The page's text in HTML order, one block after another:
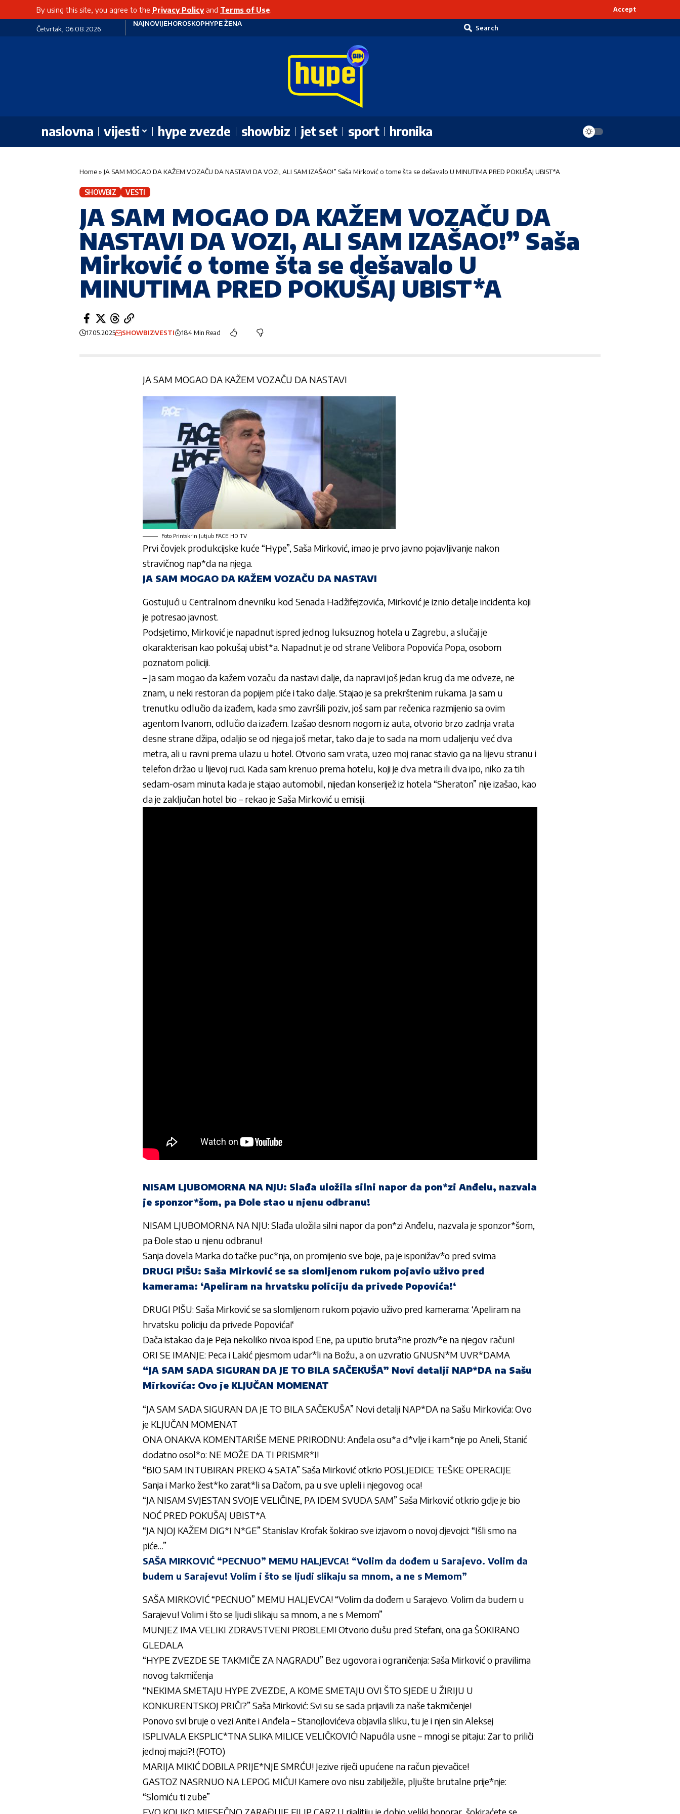
By using this site, you agree to the Privacy Policyand Terms of Use. Accept
Četvrtak, 06.08.2026
NAJNOVIJEHOROSKOPHYPE ŽENA
Search
naslovna vijesti hype zvezde showbiz jet set sport hronika
Home» JA SAM MOGAO DA KAŽEM VOZAČU DA NASTAVI DA VOZI, ALI SAM IZAŠAO!” Saša Mirković o tome šta se dešavalo U MINUTIMA PRED POKUŠAJ UBIST*A
SHOWBIZ VESTI
JA SAM MOGAO DA KAŽEM VOZAČU DA
NASTAVI DA VOZI, ALI SAM IZAŠAO!” Saša
Mirković o tome šta se dešavalo U
MINUTIMA PRED POKUŠAJ UBIST*A
17.05.2025 SHOWBIZVESTI 184 Min Read
JA SAM MOGAO DA KAŽEM VOZAČU DA NASTAVI
Foto Printskrin Jutjub FACE HD TV
Prvi čovjek produkcijske kuće “Hype”, Saša Mirković, imao je prvo javno pojavljivanje nakon
stravičnog nap*da na njega.
JA SAM MOGAO DA KAŽEM VOZAČU DA NASTAVI
Gostujući u Centralnom dnevniku kod Senada Hadžifejzovića, Mirković je iznio detalje incidenta koji
je potresao javnost.
Podsjetimo, Mirković je napadnut ispred jednog luksuznog hotela u Zagrebu, a slučaj je
okarakterisan kao pokušaj ubist*a. Napadnut je od strane Velibora Popovića Popa, osobom
poznatom policiji.
– Ja sam mogao da kažem vozaču da nastavi dalje, da napravi još jedan krug da me odveze, ne
znam, u neki restoran da popijem piće i tako dalje. Stajao je sa prekrštenim rukama. Ja sam u
trenutku odlučio da izađem, kada smo završili poziv, još sam par rečenica razmijenio sa ovim
agentom Ivanom, odlučio da izađem. Izašao desnom nogom iz auta, otvorio brzo zadnja vrata
desne strane džipa, odaljio se od njega još metar, tako da je to sada na mom udaljenju već dva
metra, ali u ravni prema ulazu u hotel. Otvorio sam vrata, uzeo moj ranac stavio ga na lijevu stranu i
telefon držao u lijevoj ruci. Kada sam krenuo prema hotelu, koji je dva metra ili dva ipo, niko za tih
sedam-osam minuta kada je stajao automobil, nijedan konserijež iz hotela “Sheraton” nije izašao, kao
da je zaključan hotel bio – rekao je Saša Mirković u emisiji.
NISAM LJUBOMORNA NA NJU: Slađa uložila silni napor da pon*zi Anđelu, nazvala
je sponzor*šom, pa Đole stao u njenu odbranu!
NISAM LJUBOMORNA NA NJU: Slađa uložila silni napor da pon*zi Anđelu, nazvala je sponzor*šom,
pa Đole stao u njenu odbranu!
Sanja dovela Marka do tačke puc*nja, on promijenio sve boje, pa je isponižav*o pred svima
DRUGI PIŠU: Saša Mirković se sa slomljenom rukom pojavio uživo pred
kamerama: ‘Apeliram na hrvatsku policiju da privede Popovića!‘
DRUGI PIŠU: Saša Mirković se sa slomljenom rukom pojavio uživo pred kamerama: ‘Apeliram na
hrvatsku policiju da privede Popovića!‘
Dača istakao da je Peja nekoliko nivoa ispod Ene, pa uputio bruta*ne proziv*e na njegov račun!
ORI SE IMANJE: Peca i Lakić pjesmom udar*li na Božu, a on uzvratio GNUSN*M UVR*DAMA
“JA SAM SADA SIGURAN DA JE TO BILA SAČEKUŠA” Novi detalji NAP*DA na Sašu
Mirkovića: Ovo je KLJUČAN MOMENAT
“JA SAM SADA SIGURAN DA JE TO BILA SAČEKUŠA” Novi detalji NAP*DA na Sašu Mirkovića: Ovo
je KLJUČAN MOMENAT
ONA ONAKVA KOMENTARIŠE MENE PRIRODNU: Anđela osu*a d*vlje i kam*nje po Aneli, Stanić
dodatno osol*o: NE MOŽE DA TI PRISMR*I!
“BIO SAM INTUBIRAN PREKO 4 SATA” Saša Mirković otkrio POSLJEDICE TEŠKE OPERACIJE
Sanja i Marko žest*ko zarat*li sa Dačom, pa u sve upleli i njegovog oca!
“JA NISAM SVJESTAN SVOJE VELIČINE, PA IDEM SVUDA SAM” Saša Mirković otkrio gdje je bio
NOĆ PRED POKUŠAJ UBIST*A
“JA NJOJ KAŽEM DIG*I N*GE” Stanislav Krofak šokirao sve izjavom o novoj djevojci: “Išli smo na
piće…”
SAŠA MIRKOVIĆ “PECNUO” MEMU HALJEVCA! “Volim da dođem u Sarajevo. Volim da
budem u Sarajevu! Volim i što se ljudi slikaju sa mnom, a ne s Memom”
SAŠA MIRKOVIĆ “PECNUO” MEMU HALJEVCA! “Volim da dođem u Sarajevo. Volim da budem u
Sarajevu! Volim i što se ljudi slikaju sa mnom, a ne s Memom”
MUNJEZ IMA VELIKI ZDRAVSTVENI PROBLEM! Otvorio dušu pred Stefani, ona ga ŠOKIRANO
GLEDALA
“HYPE ZVEZDE SE TAKMIČE ZA NAGRADU” Bez ugovora i ograničenja: Saša Mirković o pravilima
novog takmičenja
“NEKIMA SMETAJU HYPE ZVEZDE, A KOME SMETAJU OVI ŠTO SJEDE U ŽIRIJU U
KONKURENTSKOJ PRIČI?” Saša Mirković: Svi su se sada prijavili za naše takmičenje!
Ponovo svi bruje o vezi Anite i Anđela – Stanojlovićeva objavila sliku, tu je i njen sin Aleksej
ISPLIVALA EKSPLIC*TNA SLIKA MILICE VELIČKOVIĆ! Napućila usne – mnogi se pitaju: Zar to priliči
jednoj majci?! (FOTO)
MARIJA MIKIĆ DOBILA PRIJE*NJE SMRĆU! Jezive riječi upućene na račun pjevačice!
GASTOZ NASRNUO NA LEPOG MIĆU! Kamere ovo nisu zabilježile, pljušte brutalne prije*nje:
“Slomiću ti zube”
EVO KOLIKO MJESEČNO ZARAĐUJE FILIP CAR? U rijalitiju je dobio veliki honorar, šokiraćete se